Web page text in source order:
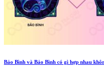
Bảo Bình và Bảo Bình có gì hợp nhau